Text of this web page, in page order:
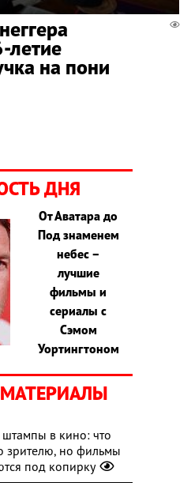
летие
на пони
ДНЯ
От Аватара до
Под знаменем
небес –
лучшие
фильмы и
сериалы с
Сэмом
Уортингтоном
в кино: что
зрителю, но фильмы
под копирку